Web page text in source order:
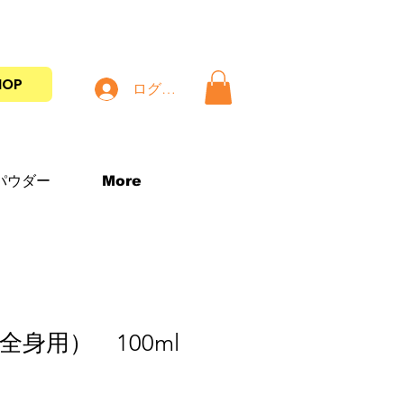
ログイン
ウダー More
身用） 100ml